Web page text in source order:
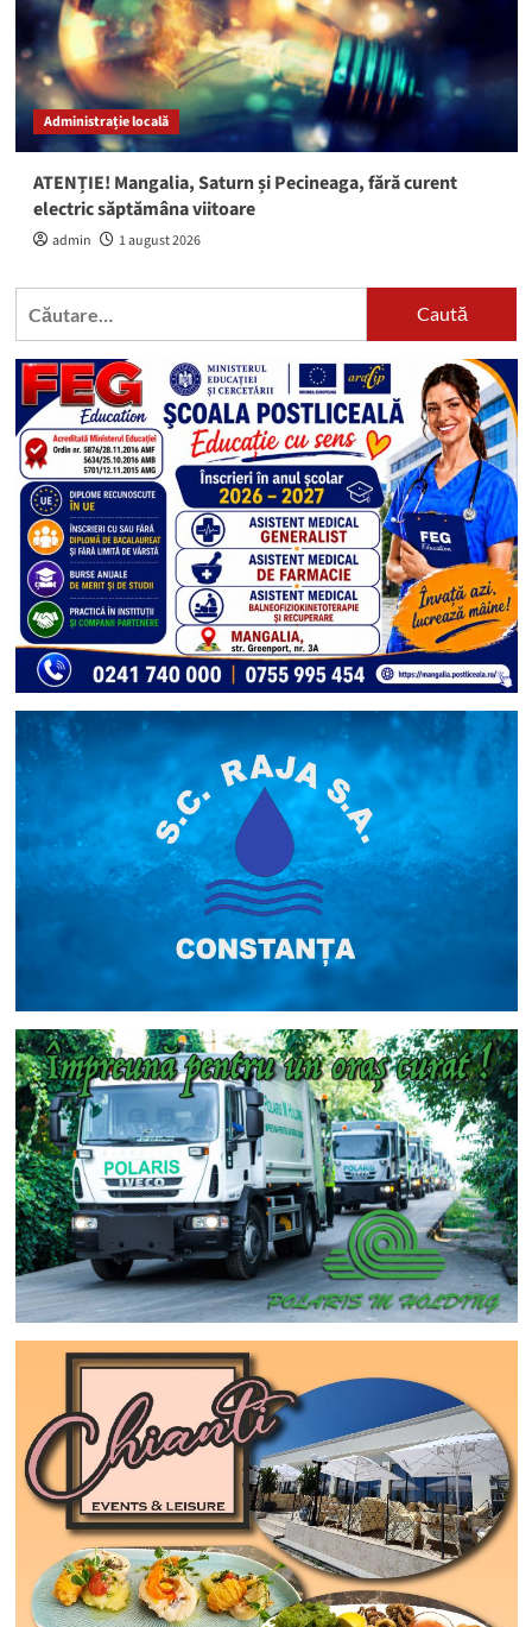
Administrație locală
ATENȚIE! Mangalia, Saturn și Pecineaga, fără curent
electric săptămâna viitoare
admin 1 august 2026